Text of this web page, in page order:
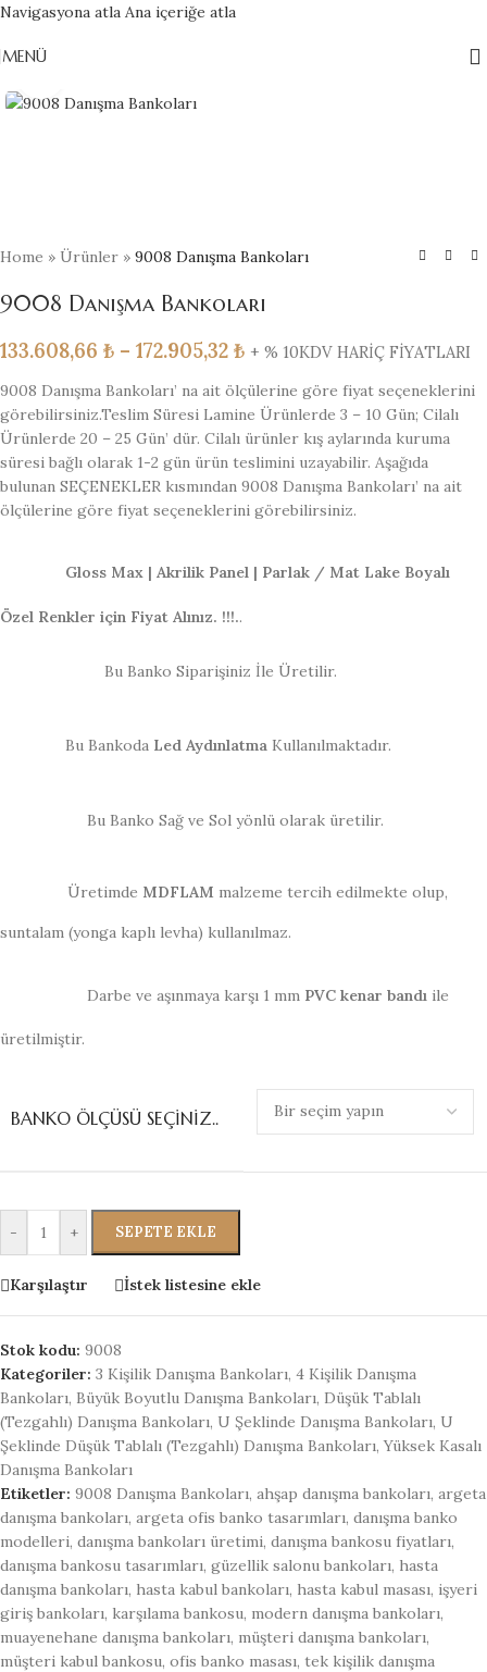
Navigasyona atla Ana içeriğe atla
MENÜ
Home » Ürünler » 9008 Danışma Bankoları
9008 Danışma Bankoları
133.608,66 ₺ – 172.905,32 ₺ + % 10KDV HARİÇ FİYATLARI
9008 Danışma Bankoları’ na ait ölçülerine göre fiyat seçeneklerini
görebilirsiniz.Teslim Süresi Lamine Ürünlerde 3 – 10 Gün; Cilalı
Ürünlerde 20 – 25 Gün’ dür. Cilalı ürünler kış aylarında kuruma
süresi bağlı olarak 1-2 gün ürün teslimini uzayabilir. Aşağıda
bulunan SEÇENEKLER kısmından 9008 Danışma Bankoları’ na ait
ölçülerine göre fiyat seçeneklerini görebilirsiniz.
Gloss Max | Akrilik Panel | Parlak / Mat Lake Boyalı
Özel Renkler için Fiyat Alınız. !!!..
Bu Banko Siparişiniz İle Üretilir.
Bu Bankoda Led Aydınlatma Kullanılmaktadır.
Bu Banko Sağ ve Sol yönlü olarak üretilir.
Üretimde MDFLAM malzeme tercih edilmekte olup,
suntalam (yonga kaplı levha) kullanılmaz.
Darbe ve aşınmaya karşı 1 mm PVC kenar bandı ile
üretilmiştir.
BANKO ÖLÇÜSÜ SEÇINIZ..
- + SEPETE EKLE
Karşılaştır İstek listesine ekle
Stok kodu: 9008
Kategoriler: 3 Kişilik Danışma Bankoları, 4 Kişilik Danışma
Bankoları, Büyük Boyutlu Danışma Bankoları, Düşük Tablalı
(Tezgahlı) Danışma Bankoları, U Şeklinde Danışma Bankoları, U
Şeklinde Düşük Tablalı (Tezgahlı) Danışma Bankoları, Yüksek Kasalı
Danışma Bankoları
Etiketler: 9008 Danışma Bankoları, ahşap danışma bankoları, argeta
danışma bankoları, argeta ofis banko tasarımları, danışma banko
modelleri, danışma bankoları üretimi, danışma bankosu fiyatları,
danışma bankosu tasarımları, güzellik salonu bankoları, hasta
danışma bankoları, hasta kabul bankoları, hasta kabul masası, işyeri
giriş bankoları, karşılama bankosu, modern danışma bankoları,
muayenehane danışma bankoları, müşteri danışma bankoları,
müşteri kabul bankosu, ofis banko masası, tek kişilik danışma